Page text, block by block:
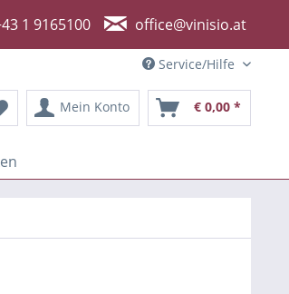
1 9165100 office@vinisio.at
Service/Hilfe
Mein Konto € 0,00 *